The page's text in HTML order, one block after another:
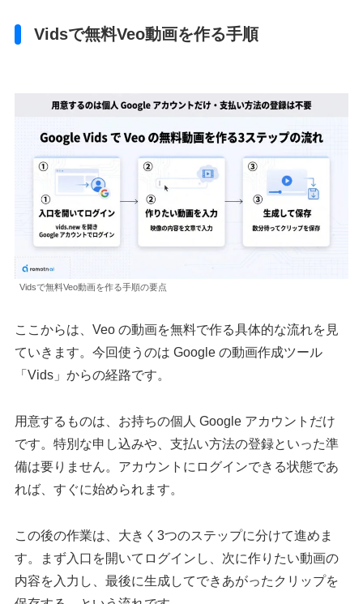
Vidsで無料Veo動画を作る手順
Vidsで無料Veo動画を作る手順の要点
ここからは、Veo の動画を無料で作る具体的な流れを見
ていきます。今回使うのは Google の動画作成ツール
「Vids」からの経路です。
用意するものは、お持ちの個人 Google アカウントだけ
です。特別な申し込みや、支払い方法の登録といった準
備は要りません。アカウントにログインできる状態であ
れば、すぐに始められます。
この後の作業は、大きく3つのステップに分けて進めま
す。まず入口を開いてログインし、次に作りたい動画の
内容を入力し、最後に生成してできあがったクリップを